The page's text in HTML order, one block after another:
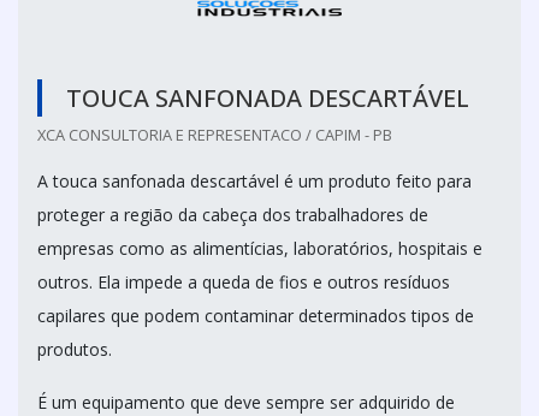
TOUCA SANFONADA DESCARTÁVEL
XCA CONSULTORIA E REPRESENTACO / CAPIM - PB
A touca sanfonada descartável é um produto feito para
proteger a região da cabeça dos trabalhadores de
empresas como as alimentícias, laboratórios, hospitais e
outros. Ela impede a queda de fios e outros resíduos
capilares que podem contaminar determinados tipos de
produtos.
É um equipamento que deve sempre ser adquirido de